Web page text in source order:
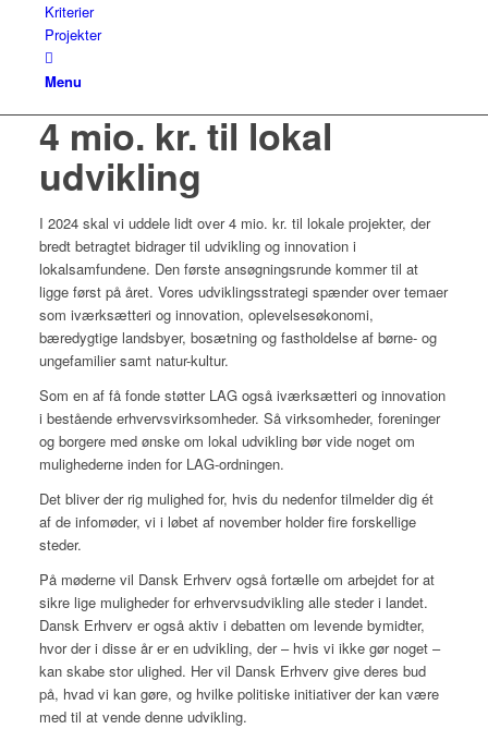
Kriterier
Projekter
Menu
4 mio. kr. til lokal
udvikling
I 2024 skal vi uddele lidt over 4 mio. kr. til lokale projekter, der
bredt betragtet bidrager til udvikling og innovation i
lokalsamfundene. Den første ansøgningsrunde kommer til at
ligge først på året. Vores udviklingsstrategi spænder over temaer
som iværksætteri og innovation, oplevelsesøkonomi,
bæredygtige landsbyer, bosætning og fastholdelse af børne- og
ungefamilier samt natur-kultur.
Som en af få fonde støtter LAG også iværksætteri og innovation
i bestående erhvervsvirksomheder. Så virksomheder, foreninger
og borgere med ønske om lokal udvikling bør vide noget om
mulighederne inden for LAG-ordningen.
Det bliver der rig mulighed for, hvis du nedenfor tilmelder dig ét
af de infomøder, vi i løbet af november holder fire forskellige
steder.
På møderne vil Dansk Erhverv også fortælle om arbejdet for at
sikre lige muligheder for erhvervsudvikling alle steder i landet.
Dansk Erhverv er også aktiv i debatten om levende bymidter,
hvor der i disse år er en udvikling, der – hvis vi ikke gør noget –
kan skabe stor ulighed. Her vil Dansk Erhverv give deres bud
på, hvad vi kan gøre, og hvilke politiske initiativer der kan være
med til at vende denne udvikling.